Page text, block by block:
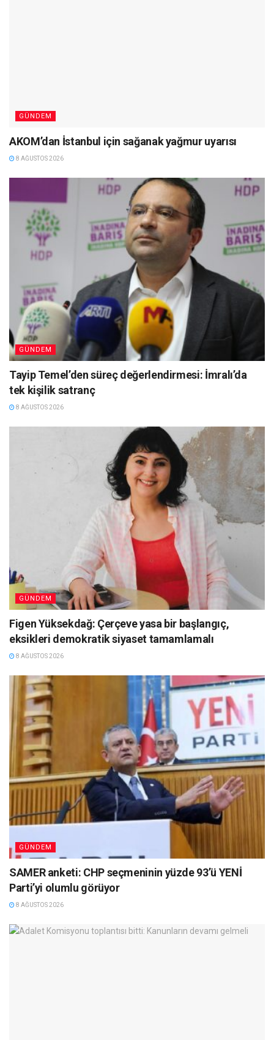
GÜNDEM
AKOM’dan İstanbul için sağanak yağmur uyarısı
8 AĞUSTOS 2026
GÜNDEM
Tayip Temel’den süreç değerlendirmesi: İmralı’da
tek kişilik satranç
8 AĞUSTOS 2026
GÜNDEM
Figen Yüksekdağ: Çerçeve yasa bir başlangıç,
eksikleri demokratik siyaset tamamlamalı
8 AĞUSTOS 2026
GÜNDEM
SAMER anketi: CHP seçmeninin yüzde 93’ü YENİ
Parti’yi olumlu görüyor
8 AĞUSTOS 2026